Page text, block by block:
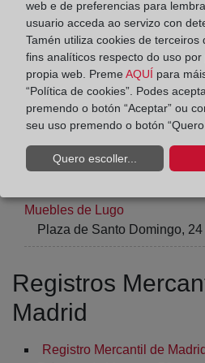
Registros
Lleida
Registro Mercantil y de
Passatge Pompeu, 4 - planta
Registros
Muebles de Lugo
Plaza de Santo Domingo, 24
Registros
Madrid
Registro Mercantil de Madrid
web e de preferencias para
usuario acceda ao servizo con
Tamén utiliza cookies de
fins analíticos respecto do uso
propia web. Preme AQUÍ para
“Política de cookies”. Podes
premendo o botón “Aceptar” ou
seu uso premendo o botón “Quero
Quero escoller...